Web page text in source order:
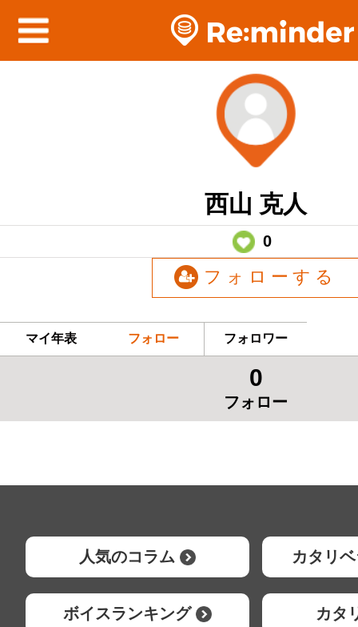
西山 克人
0
フォローする
マイ年表 フォロー フォロワー
0
フォロー
人気のコラム カタリ
ボイスランキング カタ